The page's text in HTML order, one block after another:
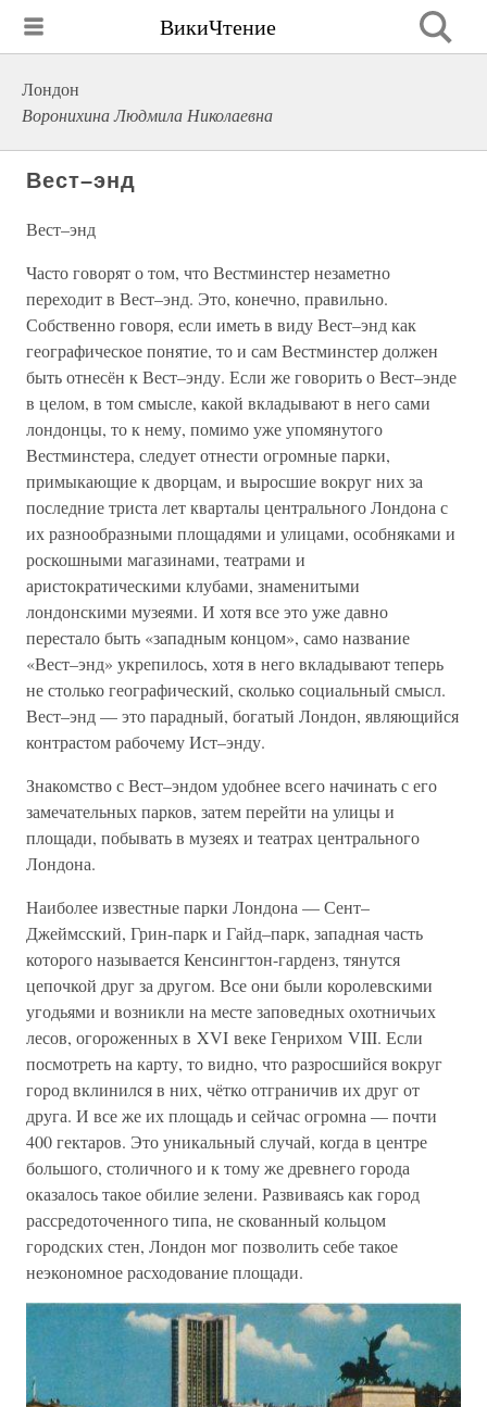
ВикиЧтение
Лондон
Воронихина Людмила Николаевна
Вест–энд
Вест–энд
Часто говорят о том, что Вестминстер незаметно
переходит в Вест–энд. Это, конечно, правильно.
Собственно говоря, если иметь в виду Вест–энд как
географическое понятие, то и сам Вестминстер должен
быть отнесён к Вест–энду. Если же говорить о Вест–энде
в целом, в том смысле, какой вкладывают в него сами
лондонцы, то к нему, помимо уже упомянутого
Вестминстера, следует отнести огромные парки,
примыкающие к дворцам, и выросшие вокруг них за
последние триста лет кварталы центрального Лондона с
их разнообразными площадями и улицами, особняками и
роскошными магазинами, театрами и
аристократическими клубами, знаменитыми
лондонскими музеями. И хотя все это уже давно
перестало быть «западным концом», само название
«Вест–энд» укрепилось, хотя в него вкладывают теперь
не столько географический, сколько социальный смысл.
Вест–энд — это парадный, богатый Лондон, являющийся
контрастом рабочему Ист–энду.
Знакомство с Вест–эндом удобнее всего начинать с его
замечательных парков, затем перейти на улицы и
площади, побывать в музеях и театрах центрального
Лондона.
Наиболее известные парки Лондона — Сент–
Джеймсский, Грин-парк и Гайд–парк, западная часть
которого называется Кенсингтон-гарденз, тянутся
цепочкой друг за другом. Все они были королевскими
угодьями и возникли на месте заповедных охотничьих
лесов, огороженных в XVI веке Генрихом VIII. Если
посмотреть на карту, то видно, что разросшийся вокруг
город вклинился в них, чётко отграничив их друг от
друга. И все же их площадь и сейчас огромна — почти
400 гектаров. Это уникальный случай, когда в центре
большого, столичного и к тому же древнего города
оказалось такое обилие зелени. Развиваясь как город
рассредоточенного типа, не скованный кольцом
городских стен, Лондон мог позволить себе такое
неэкономное расходование площади.